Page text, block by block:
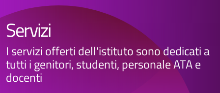
Servizi
I servizi offerti dell'istituto sono dedicati a
tutti i genitori, studenti, personale ATA e
docenti